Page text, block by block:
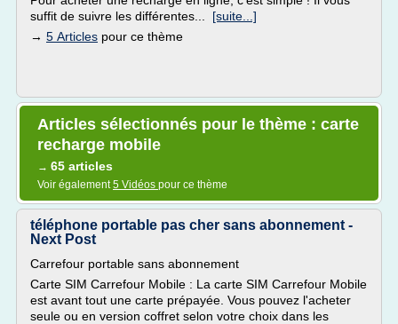
suffit de suivre les différentes... [suite...]
→ 5 Articles pour ce thème
Articles sélectionnés pour le thème : carte
recharge mobile
→ 65 articles
Voir également5 Vidéos pour ce thème
téléphone portable pas cher sans abonnement -
Next Post
Carrefour portable sans abonnement
Carte SIM Carrefour Mobile : La carte SIM Carrefour Mobile
est avant tout une carte prépayée. Vous pouvez l'acheter
seule ou en version coffret selon votre choix dans les